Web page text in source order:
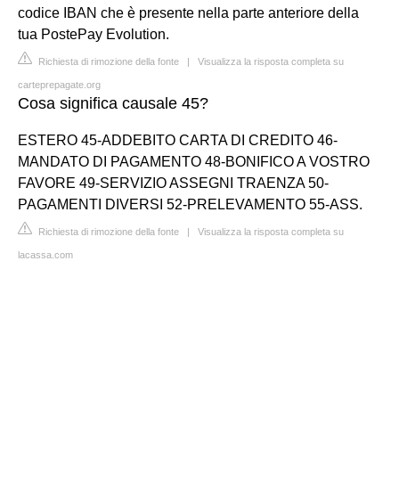
codice IBAN che è presente nella parte anteriore della
tua PostePay Evolution.
Richiesta di rimozione della fonte | Visualizza la risposta completa su
carteprepagate.org
Cosa significa causale 45?
ESTERO 45-ADDEBITO CARTA DI CREDITO 46-
MANDATO DI PAGAMENTO 48-BONIFICO A VOSTRO
FAVORE 49-SERVIZIO ASSEGNI TRAENZA 50-
PAGAMENTI DIVERSI 52-PRELEVAMENTO 55-ASS.
Richiesta di rimozione della fonte | Visualizza la risposta completa su
lacassa.com